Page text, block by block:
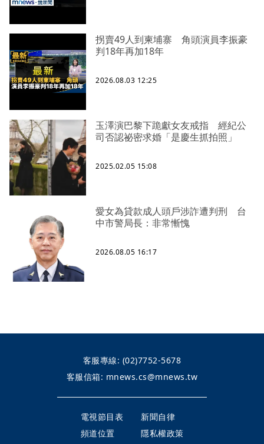
拐賣49人到柬埔寨 角頭演員李振豪
判18年再加18年
2026.08.03 12:25
玉澤演巴黎下跪獻女友戒指 經紀公
司否認祕密求婚「是慶生抓拍照」
2025.02.05 15:08
愛女為貸款成人頭戶涉詐遭判刑 台
中市警局長：非常慚愧
2026.08.05 16:17
客服專線: (02)7752-5678
客服信箱: mnews.cs@mnews.tw
電視節目表
新聞自律
頻道位置
隱私權政策